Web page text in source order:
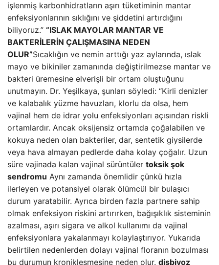
işlenmiş karbonhidratların aşırı tüketiminin mantar
enfeksiyonlarının sıklığını ve şiddetini artırdığını
biliyoruz.” “ISLAK MAYOLAR MANTAR VE
BAKTERİLERİN ÇALIŞMASINA NEDEN
OLUR”Sıcaklığın ve nemin arttığı yaz aylarında, ıslak
mayo ve bikiniler zamanında değiştirilmezse mantar ve
bakteri üremesine elverişli bir ortam oluştuğunu
unutmayın. Dr. Yeşilkaya, şunları söyledi: “Kirli denizler
ve kalabalık yüzme havuzları, klorlu da olsa, hem
vajinal hem de idrar yolu enfeksiyonları açısından riskli
ortamlardır. Ancak oksijensiz ortamda çoğalabilen ve
kokuya neden olan bakteriler, dar, sentetik giysilerde
veya hava almayan pedlerde daha kolay çoğalır. Uzun
süre vajinada kalan vajinal sürüntüler toksik şok
sendromu Aynı zamanda önemlidir çünkü hızla
ilerleyen ve potansiyel olarak ölümcül bir bulaşıcı
durum yaratabilir. Ayrıca birden fazla partnere sahip
olmak enfeksiyon riskini artırırken, bağışıklık sisteminin
azalması, aşırı sigara ve alkol kullanımı da vajinal
enfeksiyonlara yakalanmayı kolaylaştırıyor. Yukarıda
belirtilen nedenlerden dolayı vajinal floranın bozulması
bu durumun kronikleşmesine neden olur. disbiyoz